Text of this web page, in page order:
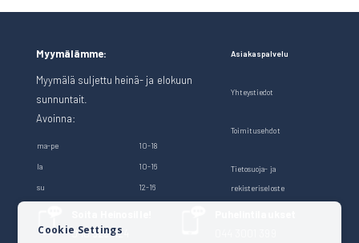
Myymälämme:
Myymälä suljettu heinä- ja elokuun
sunnuntait.
Avoinna:
ma-pe 10-18
la 10-16
su 12-16
Asiakaspalvelu
Yhteystiedot
Toimitusehdot
Tietosuoja- ja
rekisteriseloste
040 528 1124
Cookie Settings